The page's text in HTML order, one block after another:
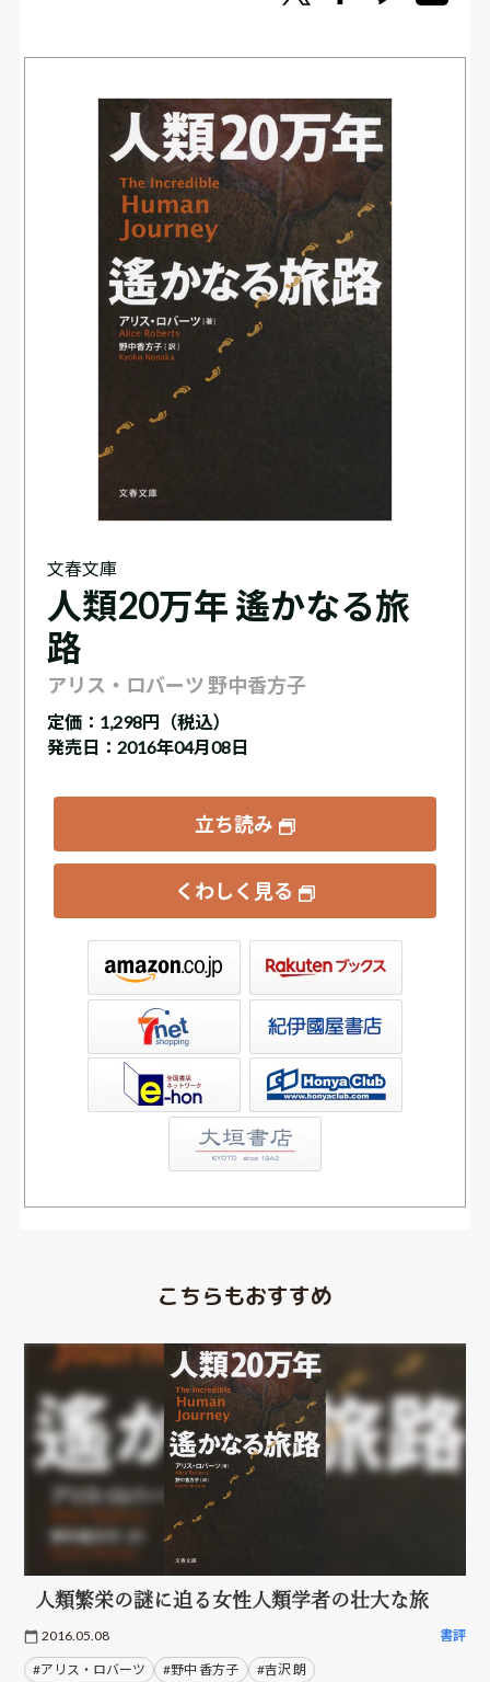
文春文庫
人類20万年 遙かなる旅
路
アリス・ロバーツ 野中香方子
定価： 1,298円（税込）
発売日：2016年04月08日
立ち読み
くわしく見る
書店ウェブストア
こちらもおすすめ
人類繁栄の謎に迫る女性人類学者の壮大な旅
2016.05.08 書評
#アリス・ロバーツ #野中 香方子 #吉沢 朗